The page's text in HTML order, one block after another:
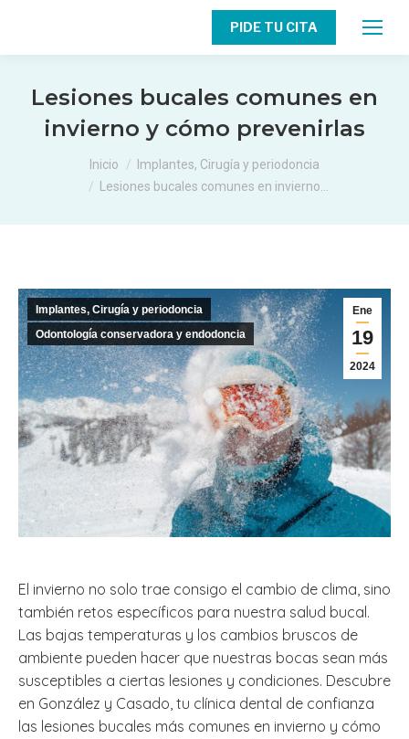
PIDE TU CITA
Lesiones bucales comunes en
invierno y cómo prevenirlas
Estás aquí:Inicio
Implantes, Cirugía y periodoncia
Lesiones bucales comunes en invierno…
Ene
19
2024
Implantes, Cirugía y periodoncia
Odontología conservadora y endodoncia
El invierno no solo trae consigo el cambio de clima, sino
también retos específicos para nuestra salud bucal.
Las bajas temperaturas y los cambios bruscos de
ambiente pueden hacer que nuestras bocas sean más
susceptibles a ciertas lesiones y condiciones. Descubre
en González y Casado, tu clínica dental de confianza
las lesiones bucales más comunes en invierno y cómo